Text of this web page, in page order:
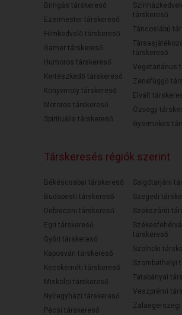
Bringás társkereső
Ezermester társkereső
Filmkedvelő társkereső
Gamer társkereső
Humoros társkereső
Kertészkedő társkereső
Könyvmoly társkereső
Motoros társkereső
Spirituális társkereső
társkereső
Táncoslábú
társkereső
Vegetáriánus
Zenefüggő
Elvált
Özvegy
Gyermekes
Társkeresés régiók szerint
Békéscsabai társkereső
Budapesti társkereső
Debreceni társkereső
Egri társkereső
Győri társkereső
Kaposvári társkereső
Kecskeméti társkereső
Miskolci társkereső
Nyíregyházi társkereső
Pécsi társkereső
Salgótarjáni
Szegedi
Szekszárdi
társkereső
Szolnoki
Szombathelyi
Tatabányai
Veszprémi